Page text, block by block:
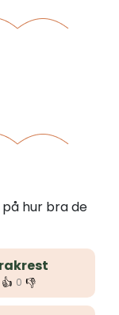
hur bra de
👍 0 👎